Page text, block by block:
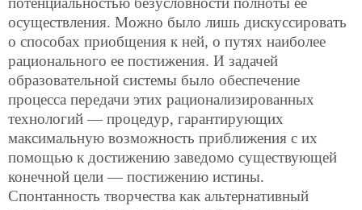
осуществления. Можно было лишь дискуссировать
о способах приобщения к ней, о путях наиболее
рационального ее постижения. И задачей
образовательной системы было обеспечение
процесса передачи этих рационализированных
технологий — процедур, гарантирующих
максимальную возможность приближения с их
помощью к достижению заведомо существующей
конечной цели — постижению истины.
Спонтанность творчества как альтернативный